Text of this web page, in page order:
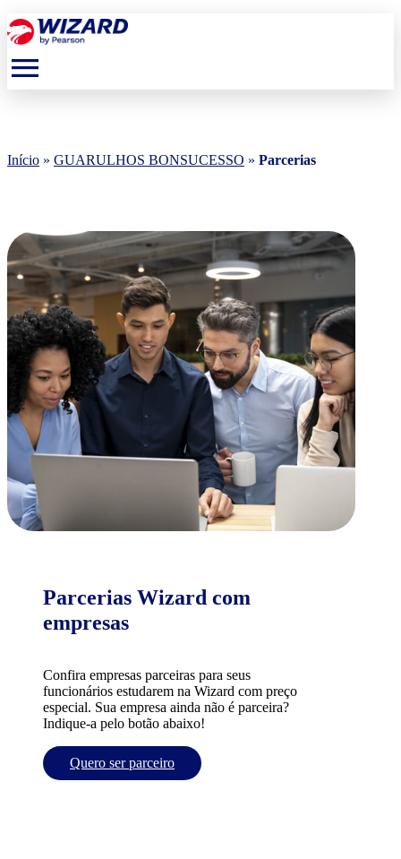
menu
Início » GUARULHOS BONSUCESSO » Parcerias
Parcerias Wizard com
empresas
Confira empresas parceiras para seus
funcionários estudarem na Wizard com preço
especial. Sua empresa ainda não é parceira?
Indique-a pelo botão abaixo!
Quero ser parceiro